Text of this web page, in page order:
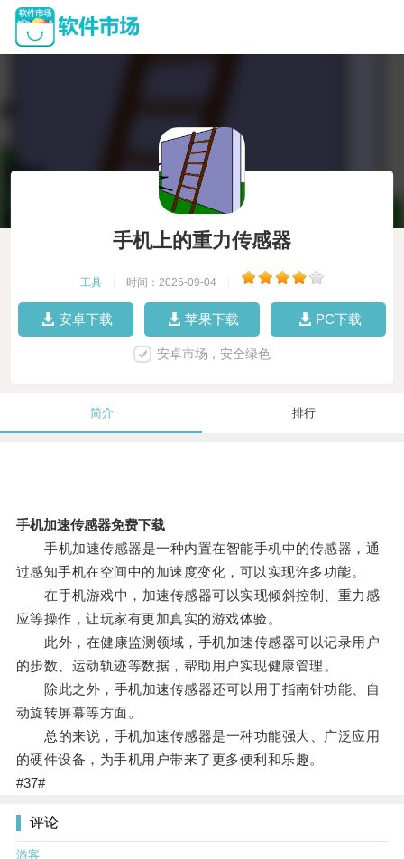
手机上的重力传感器
工具 时间：2025-09-04
安卓下载 苹果下载 PC下载
安卓市场，安全绿色
简介 排行
手机加速传感器免费下载
手机加速传感器是一种内置在智能手机中的传感器，通
过感知手机在空间中的加速度变化，可以实现许多功能。
在手机游戏中，加速传感器可以实现倾斜控制、重力感
应等操作，让玩家有更加真实的游戏体验。
此外，在健康监测领域，手机加速传感器可以记录用户
的步数、运动轨迹等数据，帮助用户实现健康管理。
除此之外，手机加速传感器还可以用于指南针功能、自
动旋转屏幕等方面。
总的来说，手机加速传感器是一种功能强大、广泛应用
的硬件设备，为手机用户带来了更多便利和乐趣。
#37#
评论
游客